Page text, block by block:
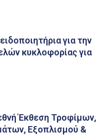
για την
κυκλοφορίας για
Έκθεση Τροφίμων,
Εξοπλισμού &